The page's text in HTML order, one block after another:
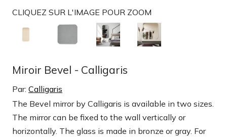
CLIQUEZ SUR L'IMAGE POUR ZOOM
Miroir Bevel - Calligaris
Par: Calligaris
The Bevel mirror by Calligaris is available in two sizes.
The mirror can be fixed to the wall vertically or
horizontally. The glass is made in bronze or gray. For